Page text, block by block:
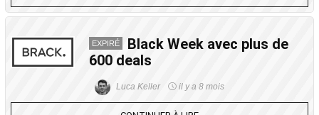
EXPIRÉ
Black Week avec plus de
600 deals
Luca Keller il y a 8 mois